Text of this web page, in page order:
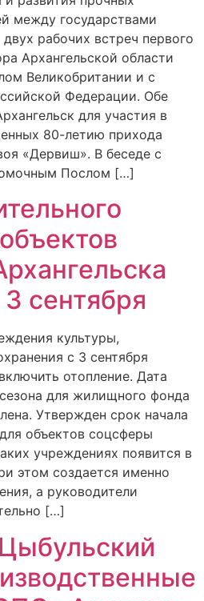
между государствами
рабочих встреч первого
Архангельской области
Великобритании и с
Федерации. Обе
для участия в
80-летию прихода
«Дервиш». В беседе с
Послом […]
сентября
культуры,
с 3 сентября
отопление. Дата
для жилищного фонда
Утвержден срок начала
объектов соцсферы
учреждениях появится в
этом создается именно
а руководители
[…]